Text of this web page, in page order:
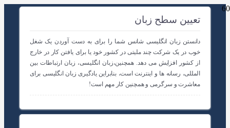
تعیین سطح زبان
دانستن زبان انگلیسی شانس شما را برای به دست آوردن یک شغل
خوب در یک شرکت چند ملیتی در کشور خود یا برای یافتن کار در خارج
از کشور افزایش می دهد. همچنین،زبان انگلیسی، زبان ارتباطات بین
المللی، رسانه ها و اینترنت است، بنابراین یادگیری زبان انگلیسی برای
معاشرت و سرگرمی و همچنین کار مهم است!